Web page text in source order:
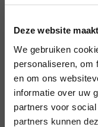
Deze website
We gebruiken
personaliseren, om
en om ons
informatie over uw
partners voor
partners kunnen
Password
Lofty Manner